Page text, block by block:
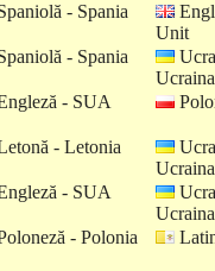
- Spania
Unit
- Spania
Ucraina
- SUA
- Letonia
Ucraina
- SUA
Ucraina
- Polonia